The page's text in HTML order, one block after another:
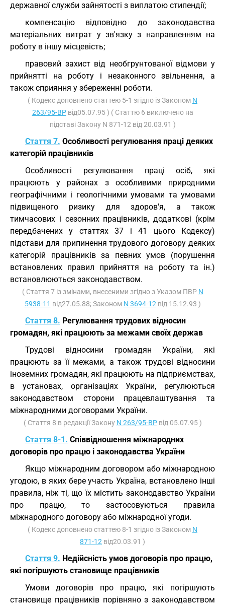
державної служби зайнятості з виплатою стипендії;
компенсацію відповідно до законодавства
матеріальних витрат у зв'язку з направленням на
роботу в іншу місцевість;
правовий захист від необгрунтованої відмови у
прийнятті на роботу і незаконного звільнення, а
також сприяння у збереженні роботи.
( Кодекс доповнено статтею 5-1 згідно із Законом N
263/95-ВРвід05.07.95 ) ( Статтю 6 виключено на
підставі Закону N 871-12 від 20.03.91 )
Стаття 7. Особливості регулювання праці деяких
категорій працівників
Особливості регулювання праці осіб, які
працюють у районах з особливими природними
географічними і геологічними умовами та умовами
підвищеного ризику для здоров'я, а також
тимчасових і сезонних працівників, додаткові (крім
передбачених у статтях 37 і 41 цього Кодексу)
підстави для припинення трудового договору деяких
категорій працівників за певних умов (порушення
встановлених правил прийняття на роботу та ін.)
встановлюються законодавством.
( Стаття 7 із змінами, внесеними згідно з Указом ПВР N
5938-11 від27.05.88; Законом N 3694-12 від 15.12.93 )
Стаття 8. Регулювання трудових відносин
громадян, які працюють за межами своїх держав
Трудові відносини громадян України, які
працюють за її межами, а також трудові відносини
іноземних громадян, які працюють на підприємствах,
в установах, організаціях України, регулюються
законодавством сторони працевлаштування та
міжнародними договорами України.
( Стаття 8 в редакції Закону N 263/95-ВРвід 05.07.95 )
Стаття 8-1. Співвідношення міжнародних
договорів про працю і законодавства України
Якщо міжнародним договором або міжнародною
угодою, в яких бере участь Україна, встановлено інші
правила, ніж ті, що їх містить законодавство України
про працю, то застосовуються правила
міжнародного договору або міжнародної угоди.
( Кодекс доповнено статтею 8-1 згідно із Законом N
871-12 від20.03.91 )
Стаття 9. Недійсність умов договорів про працю,
які погіршують становище працівників
Умови договорів про працю, які погіршують
становище працівників порівняно з законодавством